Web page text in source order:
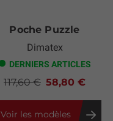
Poche Puzzle
Dimatex
DERNIERS ARTICLES
58,80 €
117,60 €
Voir les modèles